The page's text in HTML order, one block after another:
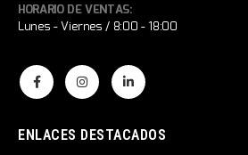
HORARIO DE VENTAS:
Lunes - Viernes / 8:00 - 18:00
ENLACES DESTACADOS